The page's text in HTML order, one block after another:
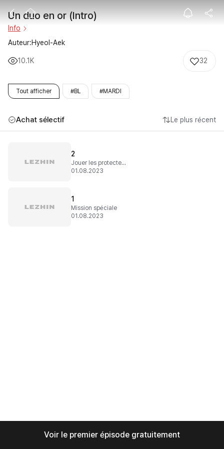
Un duo en or
Un duo en or (Intro)
Info
Auteur:Hyeol-Aek
10.1K 32
Tout afficher #BL #MARDI
Achat sélectif Le plus récent
2
Jouer les protecteurs
01.08.2023
1
Mission spéciale
01.08.2023
Voir le premier épisode gratuitement